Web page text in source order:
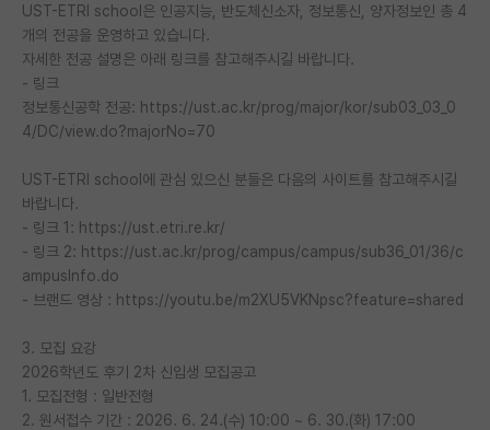
UST-ETRI school은 인공지능, 반도체신소자, 정보통신, 양자정보인 총 4
개의 전공을 운영하고 있습니다.
자세한 전공 설명은 아래 링크를 참고해주시길 바랍니다.
- 링크
정보통신공학 전공: https://ust.ac.kr/prog/major/kor/sub03_03_0
4/DC/view.do?majorNo=70
UST-ETRI school에 관심 있으신 분들은 다음의 사이트를 참고해주시길
바랍니다.
- 링크 1: https://ust.etri.re.kr/
- 링크 2: https://ust.ac.kr/prog/campus/campus/sub36_01/36/c
ampusInfo.do
- 브랜드 영상 : https://youtu.be/m2XU5VKNpsc?feature=shared
3. 모집 요강
2026학년도 후기 2차 신입생 모집공고
1. 모집전형 : 일반전형
2. 원서접수 기간 : 2026. 6. 24.(수) 10:00 ~ 6. 30.(화) 17:00